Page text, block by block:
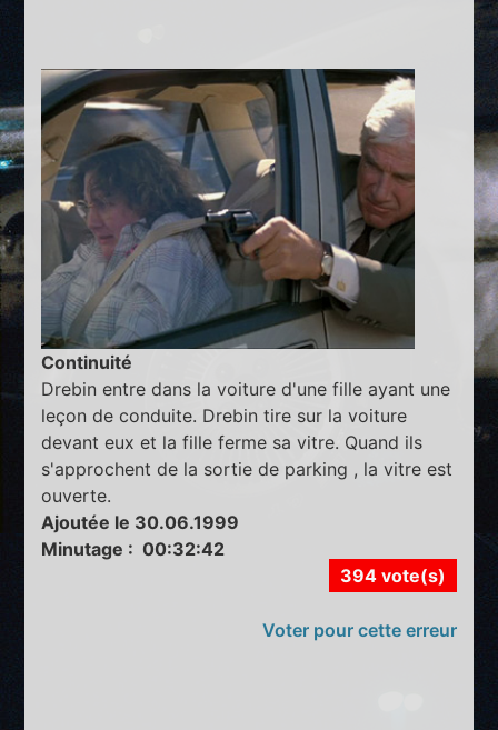
Continuité
Drebin entre dans la voiture d'une fille ayant une
leçon de conduite. Drebin tire sur la voiture
devant eux et la fille ferme sa vitre. Quand ils
s'approchent de la sortie de parking , la vitre est
ouverte.
Ajoutée le 30.06.1999
Minutage : 00:32:42
394 vote(s)
Voter pour cette erreur